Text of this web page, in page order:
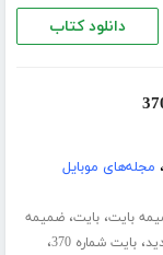
دانلود کتاب
، مجله‌های موبایل
بایت،بایت،ضمیمه
،بایت شماره 370 ،